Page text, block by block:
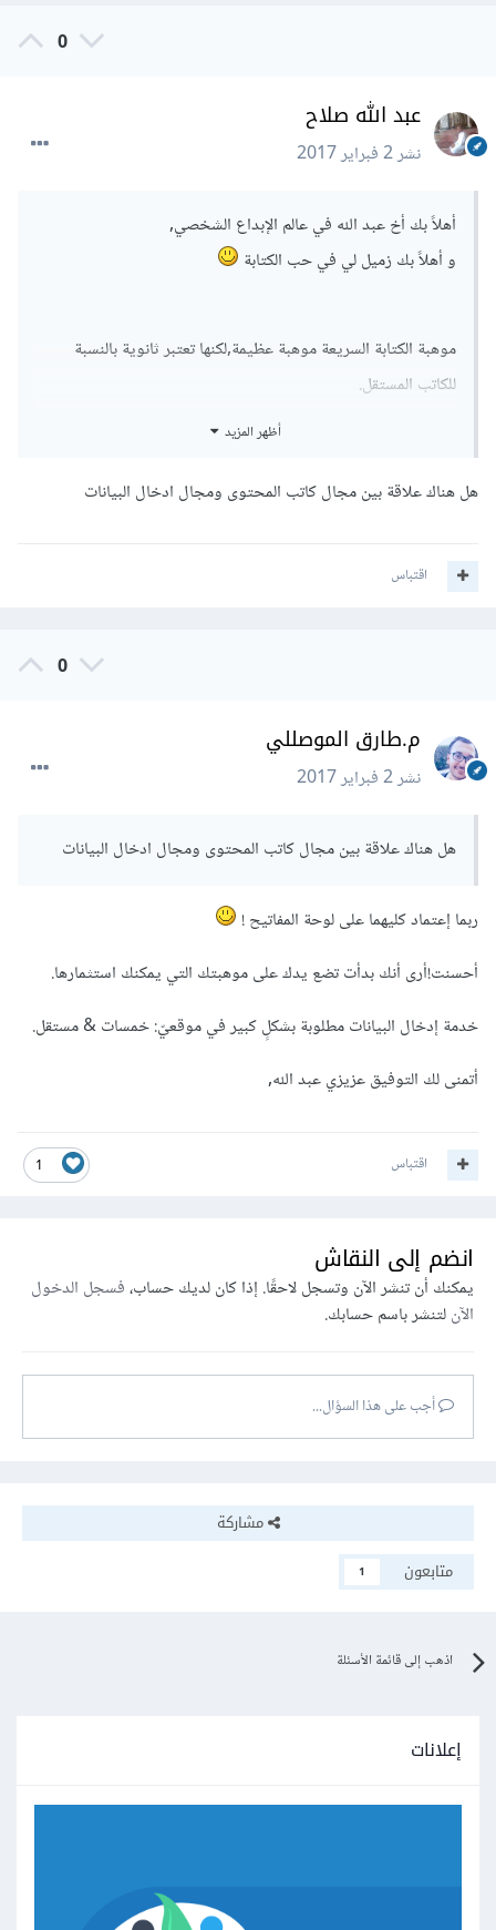
0
عبد الله صلاح
نشر2 فبراير 2017
أهلاً بك أخ عبد الله في عالم الإبداع الشخصي,
و أهلاً بك زميل لي في حب الكتابة
موهبة الكتابة السريعة موهبة عظيمة,لكنها تعتبر ثانوية بالنسبة
للكاتب المستقل.
موهبة الكاتب المستقل الرئيسية هي (الإبداع),أي خلق معانٍ و
فابحث في نفسك و اسألها: هل تمتلكين هذه الموهبة حقاً؟
و إن أجابتك : نعم!
التدوين هو طريقة للتعبير عن الذات و الأفكار بالكتابة.التدوين هو أن
لذلك لتختبر قدرتك كـ كاتب,اسمح لروحك بالانطلاق نحو آفاق
الخيال.. تخيّل لو أننا استيقظنا ذات يوم فوجدنا أن جميع ملابسنا
لديّ
في "مجتمع خمسات" قد يفيدك بهذا الخصوص.
يمكنني مساعدتك في إنشاء مدونة.و تجهيزها بحيث لا تحتاج سوى
سبيل أن تنتشر الكلمات و المعاني الاصيلة أكثر فأكثر..
أظهر المزيد
هل هناك علاقة بين مجال كاتب المحتوى ومجال ادخال البيانات
اقتباس
0
م.طارق الموصللي
نشر2 فبراير 2017
هل هناك علاقة بين مجال كاتب المحتوى ومجال ادخال البيانات
ربما إعتماد كليهما على لوحة المفاتيح !
أحسنت!أرى أنك بدأت تضع يدك على موهبتك التي يمكنك استثمارها.
خدمة إدخال البيانات مطلوبة بشكلٍ كبير في موقعيّ: خمسات & مستقل.
أتمنى لك التوفيق عزيزي عبد الله,
1 اقتباس
انضم إلى النقاش
يمكنك أن تنشر الآن وتسجل لاحقًا. إذا كان لديك حساب،فسجل الدخول
الآنلتنشر باسم حسابك.
أجب على هذا السؤال...
مشاركة
متابعون
1
اذهب إلى قائمة الأسئلة
إعلانات